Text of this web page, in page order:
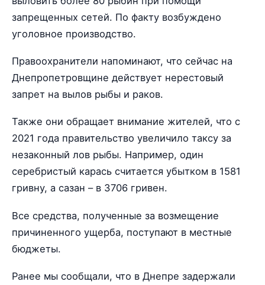
запрещенных сетей. По факту возбуждено
уголовное производство.
Правоохранители напоминают, что сейчас на
Днепропетровщине действует нерестовый
запрет на вылов рыбы и раков.
Также они обращает внимание жителей, что с
2021 года правительство увеличило таксу за
незаконный лов рыбы. Например, один
серебристый карась считается убытком в 1581
гривну, а сазан – в 3706 гривен.
Все средства, полученные за возмещение
причиненного ущерба, поступают в местные
бюджеты.
Ранее мы сообщали, что в Днепре задержали